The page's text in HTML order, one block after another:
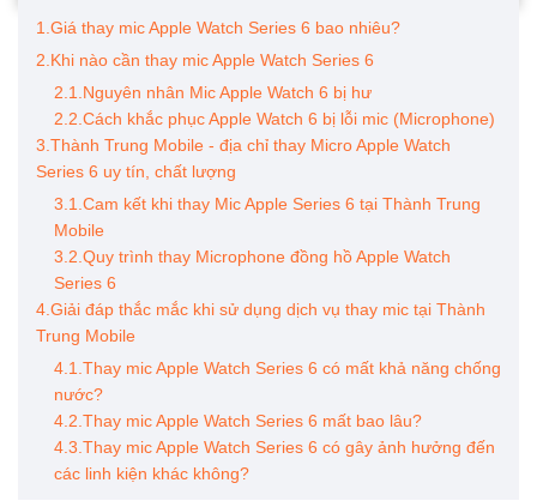
1.Giá thay mic Apple Watch Series 6 bao nhiêu?
2.Khi nào cần thay mic Apple Watch Series 6
2.1.Nguyên nhân Mic Apple Watch 6 bị hư
2.2.Cách khắc phục Apple Watch 6 bị lỗi mic (Microphone)
3.Thành Trung Mobile - địa chỉ thay Micro Apple Watch
Series 6 uy tín, chất lượng
3.1.Cam kết khi thay Mic Apple Series 6 tại Thành Trung
Mobile
3.2.Quy trình thay Microphone đồng hồ Apple Watch
Series 6
4.Giải đáp thắc mắc khi sử dụng dịch vụ thay mic tại Thành
Trung Mobile
4.1.Thay mic Apple Watch Series 6 có mất khả năng chống
nước?
4.2.Thay mic Apple Watch Series 6 mất bao lâu?
4.3.Thay mic Apple Watch Series 6 có gây ảnh hưởng đến
các linh kiện khác không?